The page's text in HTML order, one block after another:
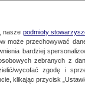
nasze podmioty
może przechowywać
bardziej
zebranych z
wycofać zgodę i
klikając przycisk